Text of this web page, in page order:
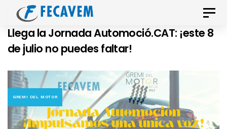
Skip
links
primary
navigation
content
Toggle
Llega la Jornada Automoció.CAT: ¡este 8
de julio no puedes faltar!
GREMI DEL MOTOR